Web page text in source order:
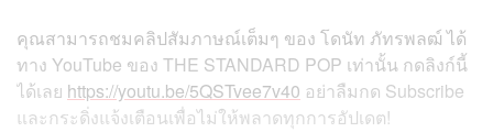
คุณสามารถชมคลิปสัมภาษณ์เต็มๆ ของ โดนัท ภัทรพลฒ์ ได้
ทาง YouTube ของ THE STANDARD POP เท่านั้น กดลิงก์นี้
ได้เลย https://youtu.be/5QSTvee7v40 อย่าลืมกด Subscribe
และกระดิ่งแจ้งเตือนเพื่อไม่ให้พลาดทุกการอัปเดต!